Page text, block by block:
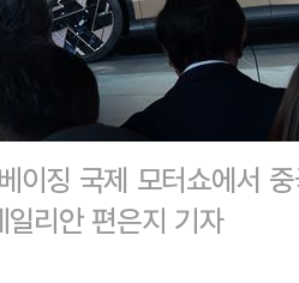
이징 국제 모터쇼에서
리안 편은지 기자